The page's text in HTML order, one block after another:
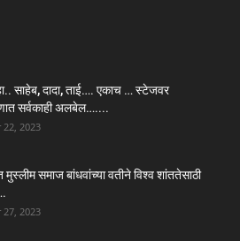
साहेब, दादा, ताई…. एकाच … स्टेजवर
सर्वकाही अलबेल…....
2023
मुस्लीम समाज बांधवांच्या वतीने विश्व शांततेसाठी
2023